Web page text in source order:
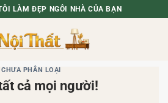
LÀM ĐẸP NGÔI NHÀ CỦA BẠN
CHƯA PHÂN LOẠI
cả mọi người!